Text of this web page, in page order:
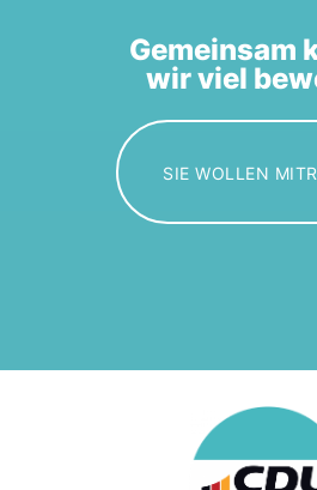
Gemeinsam
wir viel
SIE WOLLEN